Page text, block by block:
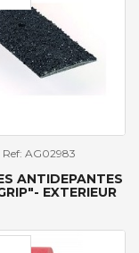
Ref: AG02983
ANTIDEPANTES
EXTERIEUR